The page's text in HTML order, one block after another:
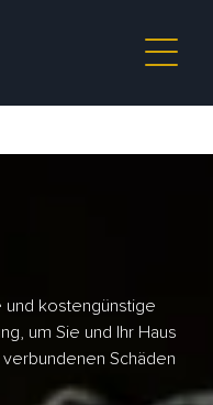
kostengünstige
um Sie und Ihr Haus
Schäden